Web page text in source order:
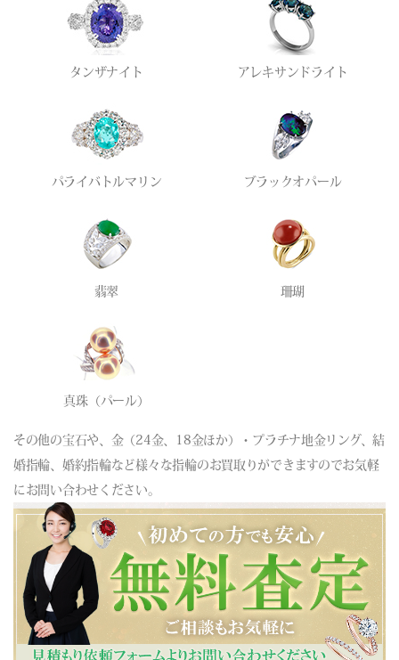
タンザナイト アレキサンドライト
パライバトルマリン ブラックオパール
翡翠 珊瑚
真珠（パール）
その他の宝石や、金（24金、18金ほか）・プラチナ地金リング、結
婚指輪、婚約指輪など様々な指輪のお買取りができますのでお気軽
にお問い合わせください。